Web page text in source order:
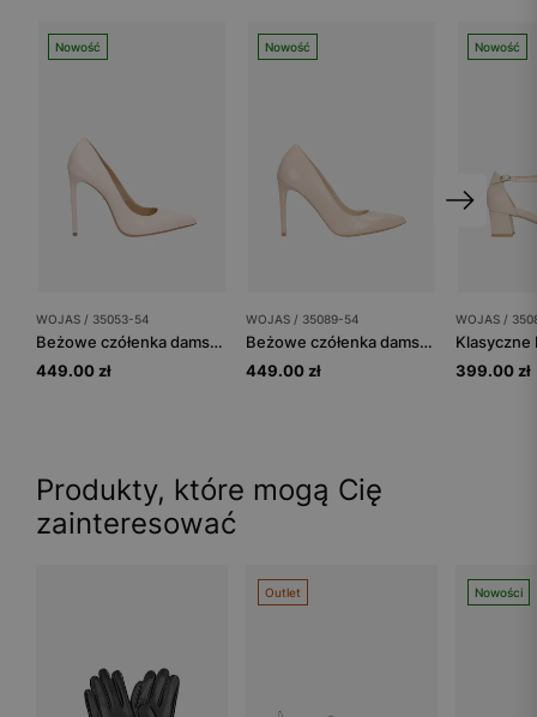
Nowość
WOJAS / 35053-54
Beżowe czółenka damskie na wysokiej szpilce
449.00 zł
Nowość
WOJAS / 35089-54
Beżowe czółenka damskie na wysokiej szpilce
449.00 zł
Nowość
WOJAS /
399.00 zł
Produkty, które mogą Cię
zainteresować
Outlet Nowości